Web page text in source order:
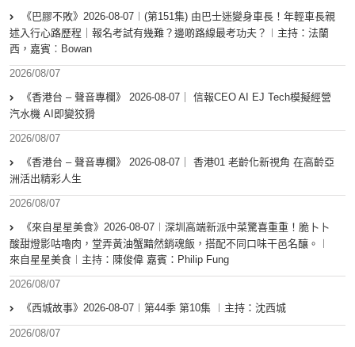
《巴膠不敗》2026-08-07︱(第151集) 由巴士迷變身車長！年輕車長親
述入行心路歷程｜報名考試有幾難？邊啲路線最考功夫？︱主持：法蘭
西，嘉賓︰Bowan
2026/08/07
《香港台 – 聲音專欄》 2026-08-07｜ 信報CEO AI EJ Tech模擬經營
汽水機 AI即變狡猾
2026/08/07
《香港台 – 聲音專欄》 2026-08-07｜ 香港01 老齡化新視角 在高齡亞
洲活出精彩人生
2026/08/07
《來自星星美食》2026-08-07︱深圳高端新派中菜驚喜重重！脆卜卜
酸甜燈影咕嚕肉，堂弄黃油蟹黯然銷魂飯，搭配不同口味干邑名釀。︱
來自星星美食︱主持：陳俊偉 嘉賓：Philip Fung
2026/08/07
《西城故事》2026-08-07︱第44季 第10集 ︱主持：沈西城
2026/08/07